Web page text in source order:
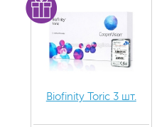
Biofinity Toric 3 шт.